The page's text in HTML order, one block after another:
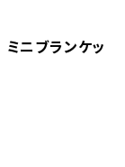
ニブランケッ